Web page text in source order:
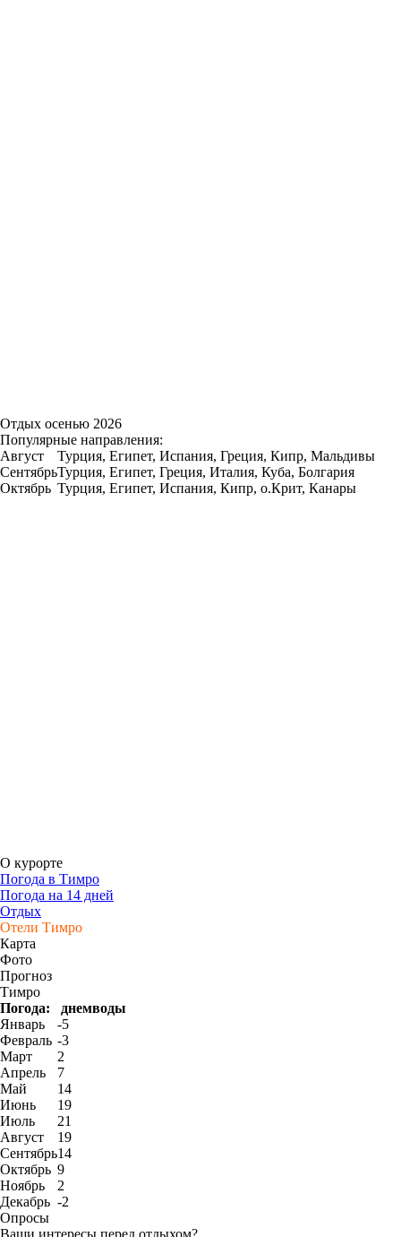
Отдых осенью 2026
Популярные направления:
Август
Турция, Египет, Испания, Греция, Кипр, Мальдивы
СентябрьТурция, Египет, Греция, Италия, Куба, Болгария
Октябрь Турция, Египет, Испания, Кипр, о.Крит, Канары
О курорте
Погода в Тимро
Погода на 14 дней
Отдых
Отели Тимро
Карта
Фото
Прогноз
Тимро
Погода:
днемводы
Январь
-5
Февраль -3
Март
2
Апрель
7
Май
14
Июнь
19
Июль
21
Август
19
Сентябрь14
Октябрь 9
Ноябрь
2
Декабрь -2
Опросы
Ваши интересы перед отдыхом?